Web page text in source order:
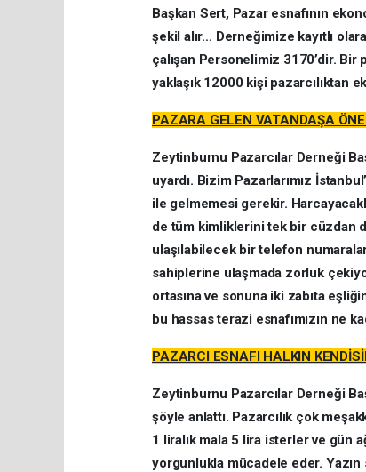
Başkan Sert, Pazar esnafının
şekil alır… Derneğimize kayıtlı
çalışan Personelimiz 3170’dir. Bir
yaklaşık 12000 kişi pazarcılıktan
PAZARA GELEN VATANDAŞA
Zeytinburnu Pazarcılar Derneği
uyardı. Bizim Pazarlarımız
ile gelmemesi gerekir.
de tüm kimliklerini tek bir cüzdan
ulaşılabilecek bir telefon
sahiplerine ulaşmada zorluk
ortasına ve sonuna iki zabıta
bu hassas terazi esnafımızın ne
PAZARCI ESNAFI HALKIN
Zeytinburnu Pazarcılar Derneği
şöyle anlattı. Pazarcılık çok
1 liralık mala 5 lira isterler ve gün
yorgunlukla mücadele eder. Yazın